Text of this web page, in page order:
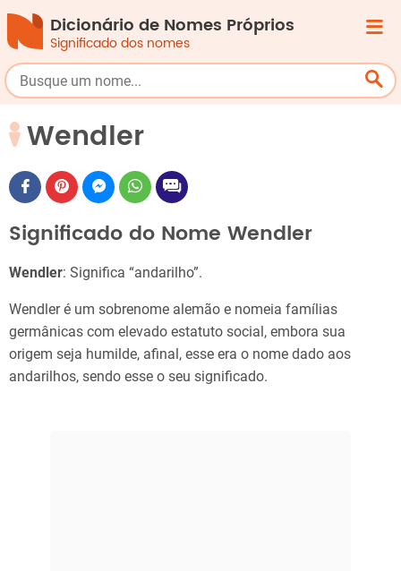
Dicionário de Nomes Próprios
Significado dos nomes
Wendler
Significado do Nome Wendler
Wendler: Significa “andarilho”.
Wendler é um sobrenome alemão e nomeia famílias
germânicas com elevado estatuto social, embora sua
origem seja humilde, afinal, esse era o nome dado aos
andarilhos, sendo esse o seu significado.